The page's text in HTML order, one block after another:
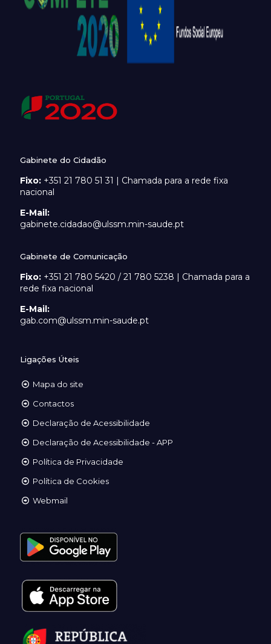
Gabinete do Cidadão
Fixo: +351 21 780 51 31 | Chamada para a rede fixa
nacional
E-Mail:
gabinete.cidadao@ulssm.min-saude.pt
Gabinete de Comunicação
Fixo: +351 21 780 5420 / 21 780 5238 | Chamada para a
rede fixa nacional
E-Mail:
gab.com@ulssm.min-saude.pt
Ligações Úteis
Mapa do site
Contactos
Declaração de Acessibilidade
Declaração de Acessibilidade - APP
Política de Privacidade
Política de Cookies
Webmail